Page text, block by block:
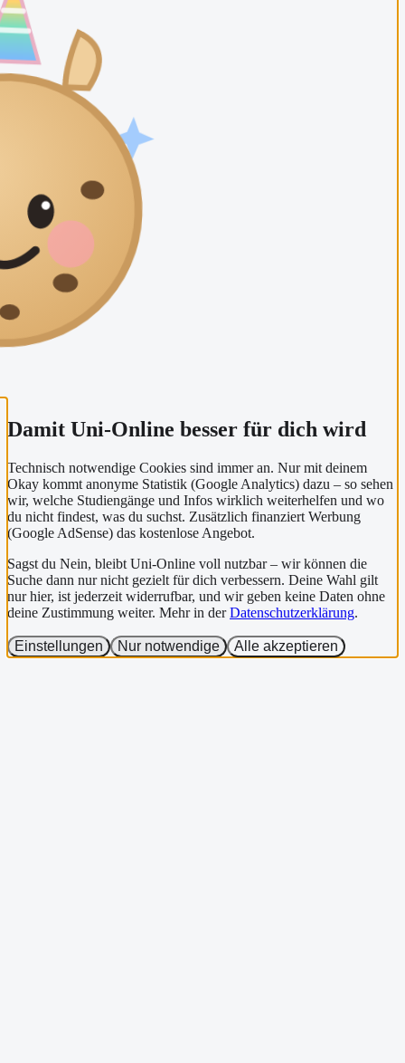
Damit Uni-Online besser für dich wird
Technisch notwendige Cookies sind immer an. Nur mit deinem
Okay kommt anonyme Statistik (Google Analytics) dazu – so sehen
wir, welche Studiengänge und Infos wirklich weiterhelfen und wo
du nicht findest, was du suchst. Zusätzlich finanziert Werbung
(Google AdSense) das kostenlose Angebot.
Sagst du Nein, bleibt Uni-Online voll nutzbar – wir können die
Suche dann nur nicht gezielt für dich verbessern. Deine Wahl gilt
nur hier, ist jederzeit widerrufbar, und wir geben keine Daten ohne
deine Zustimmung weiter. Mehr in der Datenschutzerklärung.
Einstellungen Nur notwendige Alle akzeptieren